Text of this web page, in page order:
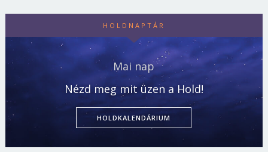
HOLDNAPTÁR
Mai nap
Nézd meg mit üzen a Hold!
HOLDKALENDÁRIUM